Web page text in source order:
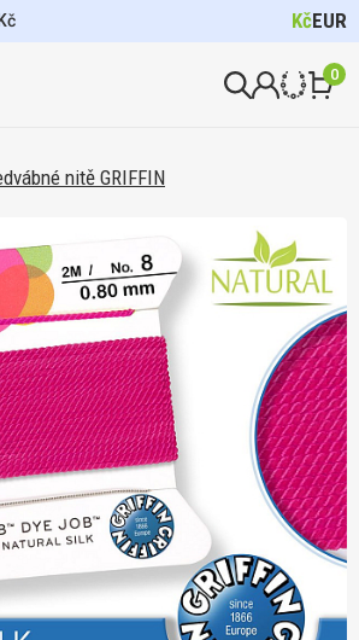
KčEUR
0
nitě GRIFFIN